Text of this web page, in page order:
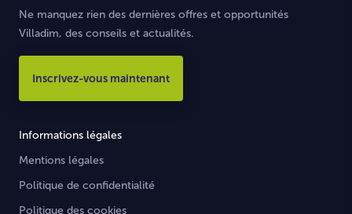
Informations légales
Mentions légales
Politique de confidentialité
Politique des cookies
Ne manquez rien des dernières offres et opportunités
Villadim, des conseils et actualités.
Inscrivez-vous maintenant